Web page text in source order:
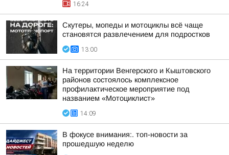
16:24
Скутеры, мопеды и мотоциклы всё чаще
становятся развлечением для подростков
13:00
На территории Венгерского и Кыштовского
районов состоялось комплексное
профилактическое мероприятие под
названием «Мотоциклист»
14:09
В фокусе внимания:. топ-новости за
прошедшую неделю